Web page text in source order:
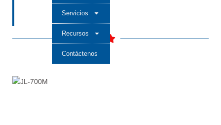
Servicios
Recursos
Contáctenos